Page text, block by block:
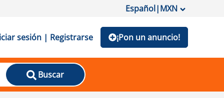
Español|MXN
sesión | Registrarse ¡Pon un anuncio!
Buscar